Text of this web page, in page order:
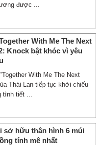
được ...
With Me The Next
Knock bật khóc vì yêu
With Me The Next
Thái Lan tiếp tục khởi chiếu
tình tiết ...
sở hữu thân hình 6 múi
tính mê nhất